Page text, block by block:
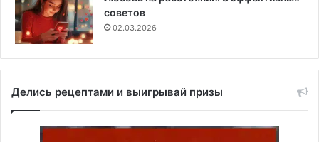
советов
02.03.2026
Делись рецептами и выигрывай призы